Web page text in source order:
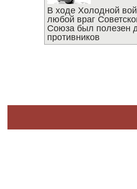
В ходе Холодной
любой враг
Союза был полезен
противников